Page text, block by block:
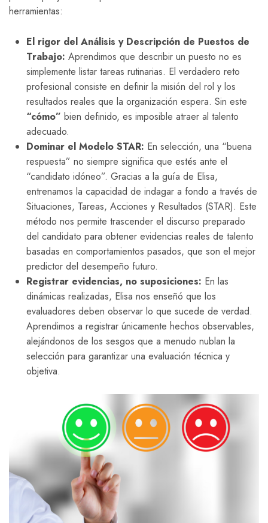
herramientas:
El rigor del Análisis y Descripción de Puestos de
Trabajo: Aprendimos que describir un puesto no es
simplemente listar tareas rutinarias. El verdadero reto
profesional consiste en definir la misión del rol y los
resultados reales que la organización espera. Sin este
“cómo” bien definido, es imposible atraer al talento
adecuado.
Dominar el Modelo STAR: En selección, una “buena
respuesta” no siempre significa que estés ante el
“candidato idóneo”. Gracias a la guía de Elisa,
entrenamos la capacidad de indagar a fondo a través de
Situaciones, Tareas, Acciones y Resultados (STAR). Este
método nos permite trascender el discurso preparado
del candidato para obtener evidencias reales de talento
basadas en comportamientos pasados, que son el mejor
predictor del desempeño futuro.
Registrar evidencias, no suposiciones: En las
dinámicas realizadas, Elisa nos enseñó que los
evaluadores deben observar lo que sucede de verdad.
Aprendimos a registrar únicamente hechos observables,
alejándonos de los sesgos que a menudo nublan la
selección para garantizar una evaluación técnica y
objetiva.